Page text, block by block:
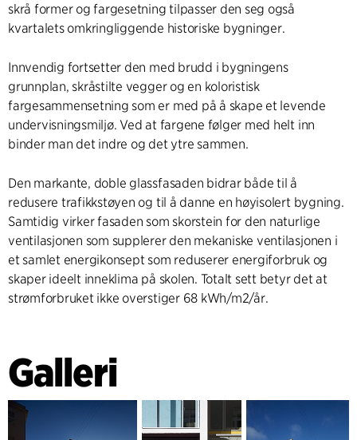
skrå former og fargesetning tilpasser den seg også
kvartalets omkringliggende historiske bygninger.
Innvendig fortsetter den med brudd i bygningens
grunnplan, skråstilte vegger og en koloristisk
fargesammensetning som er med på å skape et levende
undervisningsmiljø. Ved at fargene følger med helt inn
binder man det indre og det ytre sammen.
Den markante, doble glassfasaden bidrar både til å
redusere trafikkstøyen og til å danne en høyisolert bygning.
Samtidig virker fasaden som skorstein for den naturlige
ventilasjonen som supplerer den mekaniske ventilasjonen i
et samlet energikonsept som reduserer energiforbruk og
skaper ideelt inneklima på skolen. Totalt sett betyr det at
strømforbruket ikke overstiger 68 kWh/m2/år.
Galleri